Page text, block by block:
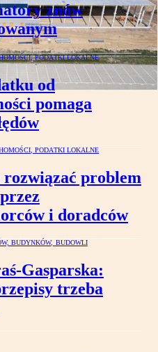
znów
PODATKI LOKALNE
od
pomaga
PODATKI LOKALNE
rozwiązać problem
i doradców
BUDYNKÓW, BUDOWLI
Gasparska:
trzeba